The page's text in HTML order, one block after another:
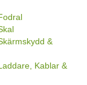
&
Kablar &